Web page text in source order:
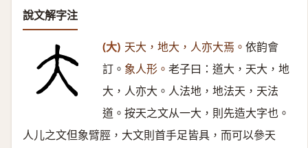
說文解字注
(大) 天大，地大，人亦大焉。 依韵會
訂。 象人形。 老子曰：道大，天大，地
大，人亦大。人法地，地法天，天法
道。按天之文从一大，則先造大字也。
人儿之文但象臂脛，大文則首手足皆具，而可以參天